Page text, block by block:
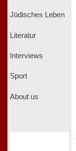
Jüdisches Leben
Literatur
Interviews
Sport
About us